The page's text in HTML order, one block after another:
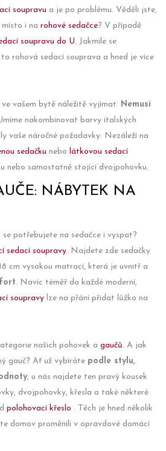
soupravu a je po problému. Věděli jste,
i na rohové sedačce? V případě
soupravu do U. Jakmile se
rohová sedací souprava a hned je více
ve vašem bytě náležitě vyjímat. Nemusí
nakombinovat barvy italských
vaše náročné požadavky. Nezáleží na
sedačku nebo látkovou sedací
nebo samostatně stojící dvojpohovku.
NÁBYTEK NA
potřebujete na sedačce i vyspat?
sedací soupravy. Najdete zde sedačky
cm vysokou matrací, která je uvnitř a
. Navíc téměř do každé moderní,
soupravy lze na přání přidat lůžko na
našich pohovek a gaučů. A jak
gauč? Ať už vybíráte podle stylu,
, u nás najdete ten pravý kousek
dvojpohovky, křesla a také některé
polohovací křeslo . Těch je hned několik
domov proměnili v opravdové domácí